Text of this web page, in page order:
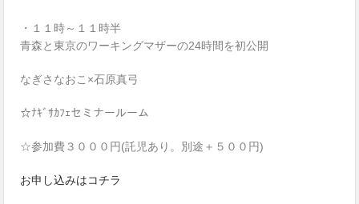
・１１時～１１時半
青森と東京のワーキングマザーの24時間を初公開
なぎさなおこ×石原真弓
☆ﾅｷﾞｻｶﾌｪセミナールーム
☆参加費３０００円(託児あり。別途＋５００円)
お申し込みはコチラ